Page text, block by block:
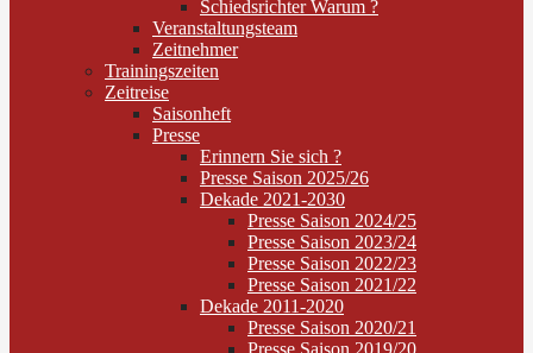
Schiedsrichter Warum ?
Veranstaltungsteam
Zeitnehmer
Trainingszeiten
Zeitreise
Saisonheft
Presse
Erinnern Sie sich ?
Presse Saison 2025/26
Dekade 2021-2030
Presse Saison 2024/25
Presse Saison 2023/24
Presse Saison 2022/23
Presse Saison 2021/22
Dekade 2011-2020
Presse Saison 2020/21
Presse Saison 2019/20